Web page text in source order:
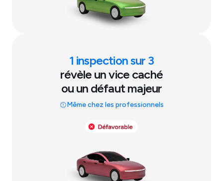
1 inspection sur 3
révèle un vice caché
ou un défaut majeur
Même chez les professionnels